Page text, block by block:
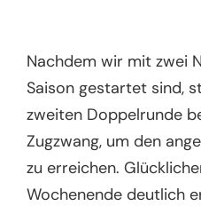
Nachdem wir mit zwei
Saison gestartet sind,
zweiten Doppelrunde
Zugzwang, um den
zu erreichen.
Wochenende deutlich